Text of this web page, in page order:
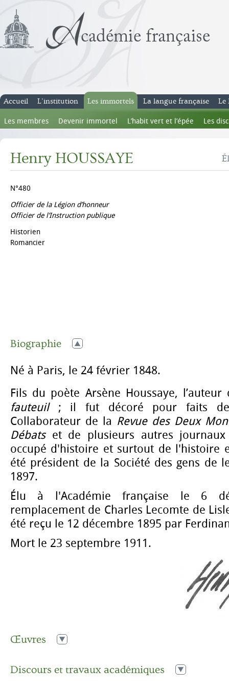
Accueil L’institution Les immortels
Les membres Devenir immortel L’habit vert et l’épée Les
La langue française Le
Henry HOUSSAYE
N°480
Officier de la Légion d’honneur
Officier de l’Instruction publique
Historien
Romancier
Biographie
Né à Paris, le 24 février 1848.
Fils du poète Arsène Houssaye, l’auteur
fauteuil; il fut décoré pour faits de
Collaborateur de la Revue des Deux
Débatset de plusieurs autres
occupé d'histoire et surtout de l'histoire
été président de la Société des gens de
1897.
Élu à l'Académie française le 6
remplacement de Charles Lecomte de
été reçu le 12 décembre 1895 par
Mort le 23 septembre 1911.
Œuvres
1873
Histoire d’Alcibiade et de la République athénienne,
Discours et travaux académiques